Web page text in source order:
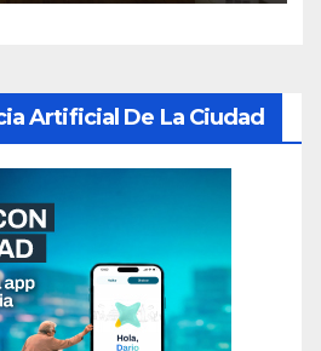
Artificial De La Ciudad